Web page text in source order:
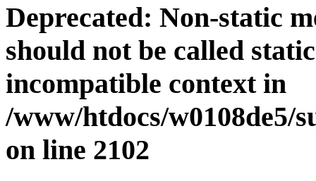
Deprecated: Non-static
should not be called
incompatible context in
/www/htdocs/w0108de5/
on line 2102